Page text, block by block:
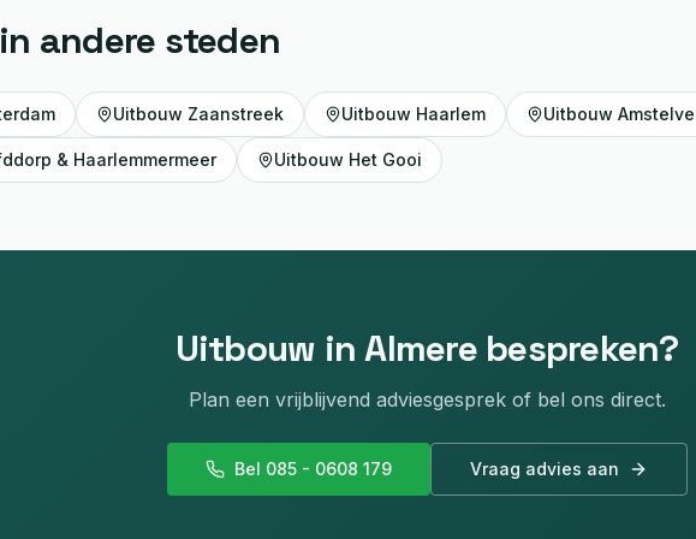
andere steden
Uitbouw Zaanstreek Uitbouw Haarlem Uitbouw
& Haarlemmermeer Uitbouw Het Gooi
Uitbouw inAlmerebespreken?
Plan een vrijblijvend adviesgesprek of bel ons direct.
Bel 085 - 0608 179 Vraag advies aan